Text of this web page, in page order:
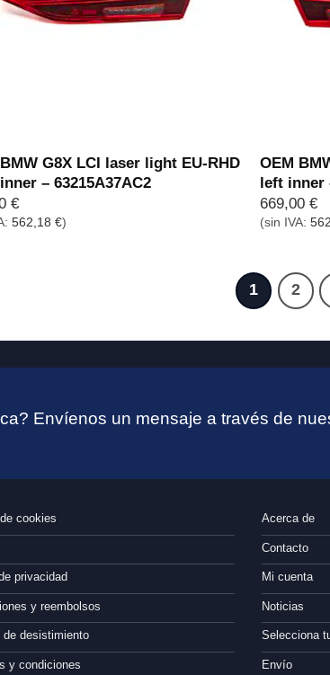
G8X LCI laser light EU-RHD
– 63215A37AC2
€
562,18 €)
OEM
left inner
669,00€
(sin IVA:
1 2
Envíenos un mensaje a través de
cookies
privacidad
y reembolsos
de desistimiento
y condiciones
Acerca de
Contacto
Mi cuenta
Noticias
Selecciona
Envío